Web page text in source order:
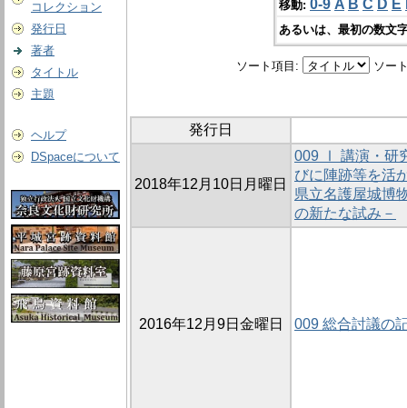
コレクション
発行日
著者
タイトル
主題
ヘルプ
DSpaceについて
移動: 0-9 A B C D E
あるいは、最初の数文
ソート項目: ソー
発行日
2018年12月10日月曜日
009 Ⅰ 講演・研
びに陣跡等を活
県立名護屋城博
の新たな試み－
2016年12月9日金曜日 009 総合討議の